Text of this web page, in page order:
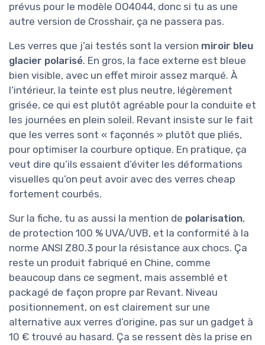
prévus pour le modèle OO4044, donc si tu as une
autre version de Crosshair, ça ne passera pas.
Les verres que j’ai testés sont la version miroir bleu
glacier polarisé. En gros, la face externe est bleue
bien visible, avec un effet miroir assez marqué. À
l’intérieur, la teinte est plus neutre, légèrement
grisée, ce qui est plutôt agréable pour la conduite et
les journées en plein soleil. Revant insiste sur le fait
que les verres sont « façonnés » plutôt que pliés,
pour optimiser la courbure optique. En pratique, ça
veut dire qu’ils essaient d’éviter les déformations
visuelles qu’on peut avoir avec des verres cheap
fortement courbés.
Sur la fiche, tu as aussi la mention de polarisation,
de protection 100 % UVA/UVB, et la conformité à la
norme ANSI Z80.3 pour la résistance aux chocs. Ça
reste un produit fabriqué en Chine, comme
beaucoup dans ce segment, mais assemblé et
packagé de façon propre par Revant. Niveau
positionnement, on est clairement sur une
alternative aux verres d’origine, pas sur un gadget à
10 € trouvé au hasard. Ça se ressent dès la prise en